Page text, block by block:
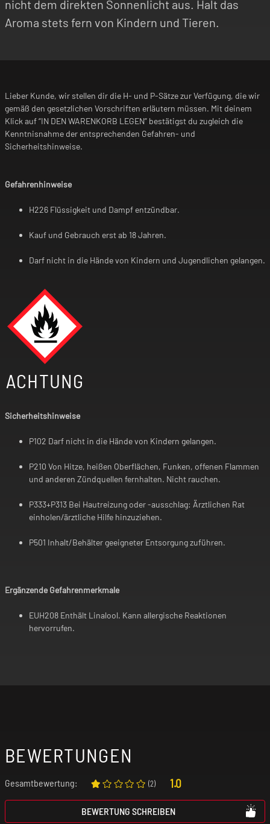
nicht dem direkten Sonnenlicht aus. Halt das
Aroma stets fern von Kindern und Tieren.
Lieber Kunde, wir stellen dir die H- und P-Sätze zur Verfügung, die wir
gemäß den gesetzlichen Vorschriften erläutern müssen. Mit deinem
Klick auf “IN DEN WARENKORB LEGEN” bestätigst du zugleich die
Kenntnisnahme der entsprechenden Gefahren- und
Sicherheitshinweise.
Gefahrenhinweise
H226 Flüssigkeit und Dampf entzündbar.
Kauf und Gebrauch erst ab 18 Jahren.
Darf nicht in die Hände von Kindern und Jugendlichen gelangen.
ACHTUNG
Sicherheitshinweise
P102 Darf nicht in die Hände von Kindern gelangen.
P210 Von Hitze, heißen Oberflächen, Funken, offenen Flammen
und anderen Zündquellen fernhalten. Nicht rauchen.
P333+P313 Bei Hautreizung oder -ausschlag: Ärztlichen Rat
einholen/ärztliche Hilfe hinzuziehen.
P501 Inhalt/Behälter geeigneter Entsorgung zuführen.
Ergänzende Gefahrenmerkmale
EUH208 Enthält Linalool. Kann allergische Reaktionen
hervorrufen.
BEWERTUNGEN
Gesamtbewertung: (2) 1.0
BEWERTUNG SCHREIBEN